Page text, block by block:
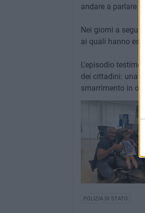
andare a parlare
Nei giorni a
ai quali hanno
L'episodio
dei cittadini: una
smarrimento in
POLIZIA DI STATO